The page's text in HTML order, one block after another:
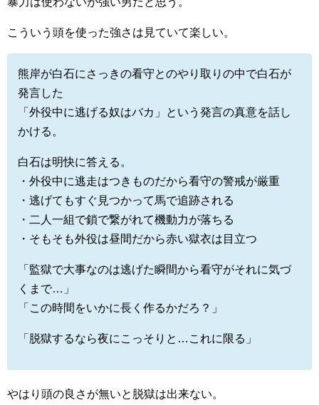
こういう頭を使った強さは見ていて楽しい。
熊岸が白石にさっきの看守とのやり取りの中で白石が
発言した
「外役中に逃げる奴はバカ」という発言の真意を話し
かける。
白石は明快に答える。
・外役中に逃走はつきものだから看守の警戒が厳重
・逃げてもすぐ見つかって馬で追跡される
・二人一組で鎖で繋がれて機動力が落ちる
・そもそも外役は昼間だから赤い獄衣は目立つ
「監獄で大事なのは逃げた瞬間から看守がそれに気づ
くまで…」
「この時間をいかに長く作るかだろ？」
「脱獄するなら夜にこっそりと…これに限る」
やはり頭の良さが無いと脱獄は出来ない。